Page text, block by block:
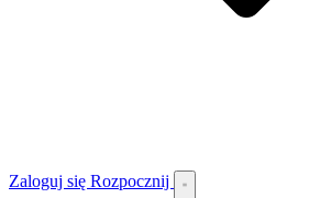
Zaloguj się Rozpocznij